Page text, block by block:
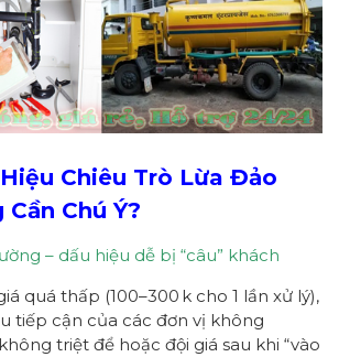
Chiêu Trò Lừa Đảo
Chú Ý?
– dấu hiệu dễ bị “câu” khách
quá thấp (100–300 k cho 1 lần xử lý),
tiếp cận của các đơn vị không
triệt để hoặc đội giá sau khi “vào